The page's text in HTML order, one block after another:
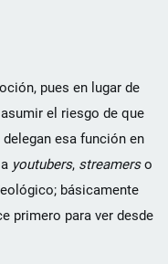
pues en lugar de
el riesgo de que
esa función en
youtubers, streamerso
básicamente
primero para ver desde